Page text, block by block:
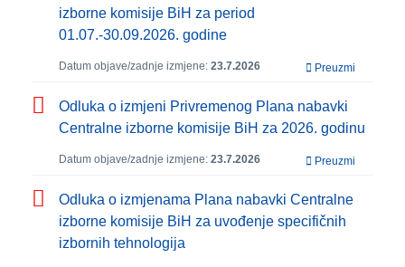
izborne komisije BiH za period
01.07.-30.09.2026. godine
Datum objave/zadnje izmjene: 23.7.2026 Preuzmi
Odluka o izmjeni Privremenog Plana nabavki
Centralne izborne komisije BiH za 2026. godinu
Datum objave/zadnje izmjene: 23.7.2026 Preuzmi
Odluka o izmjenama Plana nabavki Centralne
izborne komisije BiH za uvođenje specifičnih
izbornih tehnologija